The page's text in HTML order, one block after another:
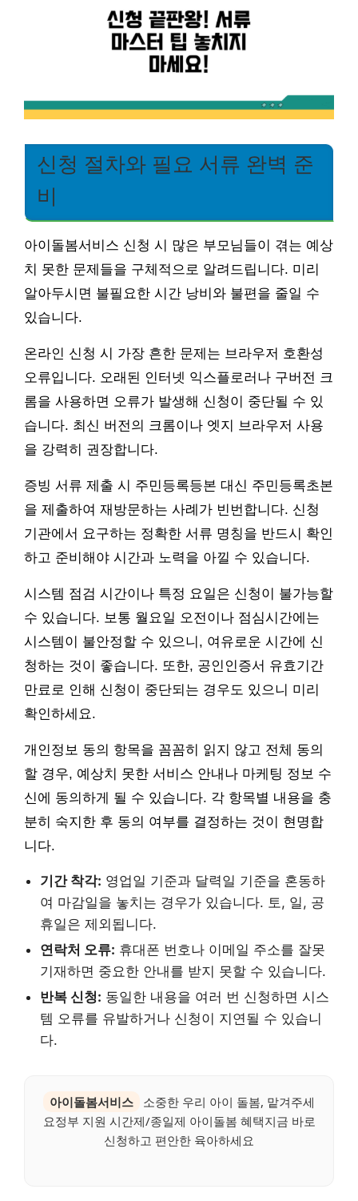
신청 절차와 필요 서류 완벽 준
비
아이돌봄서비스 신청 시 많은 부모님들이 겪는 예상
치 못한 문제들을 구체적으로 알려드립니다. 미리
알아두시면 불필요한 시간 낭비와 불편을 줄일 수
있습니다.
온라인 신청 시 가장 흔한 문제는 브라우저 호환성
오류입니다. 오래된 인터넷 익스플로러나 구버전 크
롬을 사용하면 오류가 발생해 신청이 중단될 수 있
습니다. 최신 버전의 크롬이나 엣지 브라우저 사용
을 강력히 권장합니다.
증빙 서류 제출 시 주민등록등본 대신 주민등록초본
을 제출하여 재방문하는 사례가 빈번합니다. 신청
기관에서 요구하는 정확한 서류 명칭을 반드시 확인
하고 준비해야 시간과 노력을 아낄 수 있습니다.
시스템 점검 시간이나 특정 요일은 신청이 불가능할
수 있습니다. 보통 월요일 오전이나 점심시간에는
시스템이 불안정할 수 있으니, 여유로운 시간에 신
청하는 것이 좋습니다. 또한, 공인인증서 유효기간
만료로 인해 신청이 중단되는 경우도 있으니 미리
확인하세요.
개인정보 동의 항목을 꼼꼼히 읽지 않고 전체 동의
할 경우, 예상치 못한 서비스 안내나 마케팅 정보 수
신에 동의하게 될 수 있습니다. 각 항목별 내용을 충
분히 숙지한 후 동의 여부를 결정하는 것이 현명합
니다.
기간 착각: 영업일 기준과 달력일 기준을 혼동하
여 마감일을 놓치는 경우가 있습니다. 토, 일, 공
휴일은 제외됩니다.
연락처 오류: 휴대폰 번호나 이메일 주소를 잘못
기재하면 중요한 안내를 받지 못할 수 있습니다.
반복 신청: 동일한 내용을 여러 번 신청하면 시스
템 오류를 유발하거나 신청이 지연될 수 있습니
다.
아이돌봄서비스
소중한 우리 아이 돌봄, 맡겨주세
요정부 지원 시간제/종일제 아이돌봄 혜택지금 바로
신청하고 편안한 육아하세요